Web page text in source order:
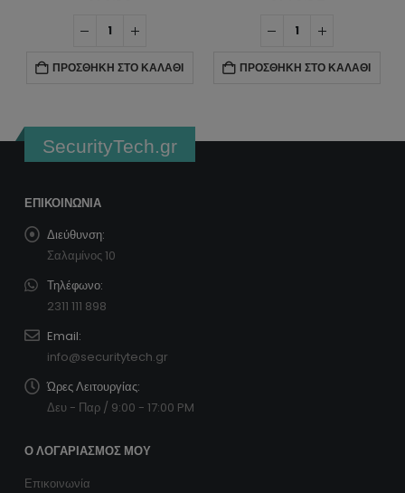
ΠΡΟΣΘΉΚΗ ΣΤΟ ΚΑΛΆΘΙ ΠΡΟΣΘΉΚΗ ΣΤΟ ΚΑΛΆΘΙ
SecurityTech.gr
ΕΠΙΚΟΙΝΩΝΊΑ
Διεύθυνση:
Σαλαμίνος 10
Τηλέφωνο:
2311 111 898
Email:
info@securitytech.gr
Ώρες Λειτουργίας:
Δευ - Παρ / 9:00 - 17:00 PM
Ο ΛΟΓΑΡΙΑΣΜΌΣ ΜΟΥ
Επικοινωνία